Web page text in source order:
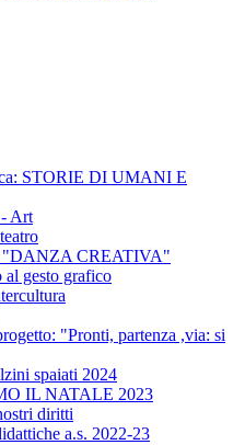
STORIE DI UMANI E
Art
"DANZA CREATIVA"
gesto grafico
"Pronti, partenza ,via: si
spaiati 2024
IL NATALE 2023
diritti
a.s. 2022-23